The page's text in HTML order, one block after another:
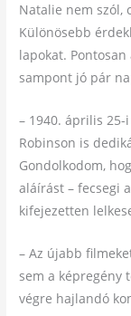
Natalie nem szól,
Különösebb
lapokat.
sampont jó pár
– 1940. április 25-
Robinson is
Gondolkodom,
aláírást – fecsegi
kifejezetten
– Az újabb
sem a képregény
végre hajlandó